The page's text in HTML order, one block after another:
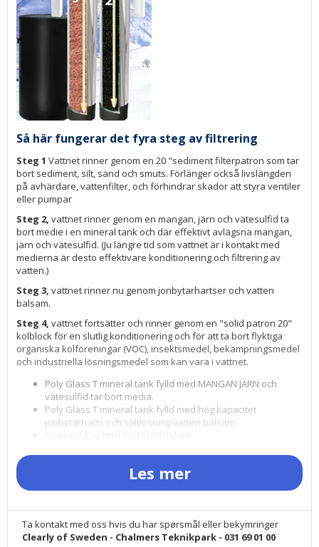
Så här fungerar det fyra steg av filtrering
Steg 1 Vattnet rinner genom en 20 "sediment filterpatron som tar
bort sediment, silt, sand och smuts. Förlänger också livslängden
på avhärdare, vattenfilter, och förhindrar skador att styra ventiler
eller pumpar
Steg 2, vattnet rinner genom en mangan, järn och vätesulfid ta
bort medie i en mineral tank och där effektivt avlägsna mangan,
järn och vätesulfid. (Ju längre tid som vattnet är i kontakt med
medierna är desto effektivare konditionering och filtrering av
vatten.)
Steg 3, vattnet rinner nu genom jonbytarhartser och vatten
balsam.
Steg 4, vattnet fortsätter och rinner genom en "solid patron 20"
kolblock för en slutlig konditionering och för att ta bort flyktiga
organiska kolföreningar (VOC), insektsmedel, bekämpningsmedel
och industriella lösningsmedel som kan vara i vattnet.
Poly Glass T mineral tank fylld med MANGAN JÄRN och
vätesulfid tar bort media.
Poly Glass T mineral tank fylld med hög kapacitet
jonbytarharts och saltlösning vatten balsam.
41 LPM / liter per minut 2.0 cu. ft.-förslag gallon per minut
Chrome ärm / jacka - Polyester glasfiber tank
NSF® certifierad komponent
Les mer
Ta kontakt med oss hvis du har spørsmål eller bekymringer
Clearly of Sweden - Chalmers Teknikpark - 031 69 01 00